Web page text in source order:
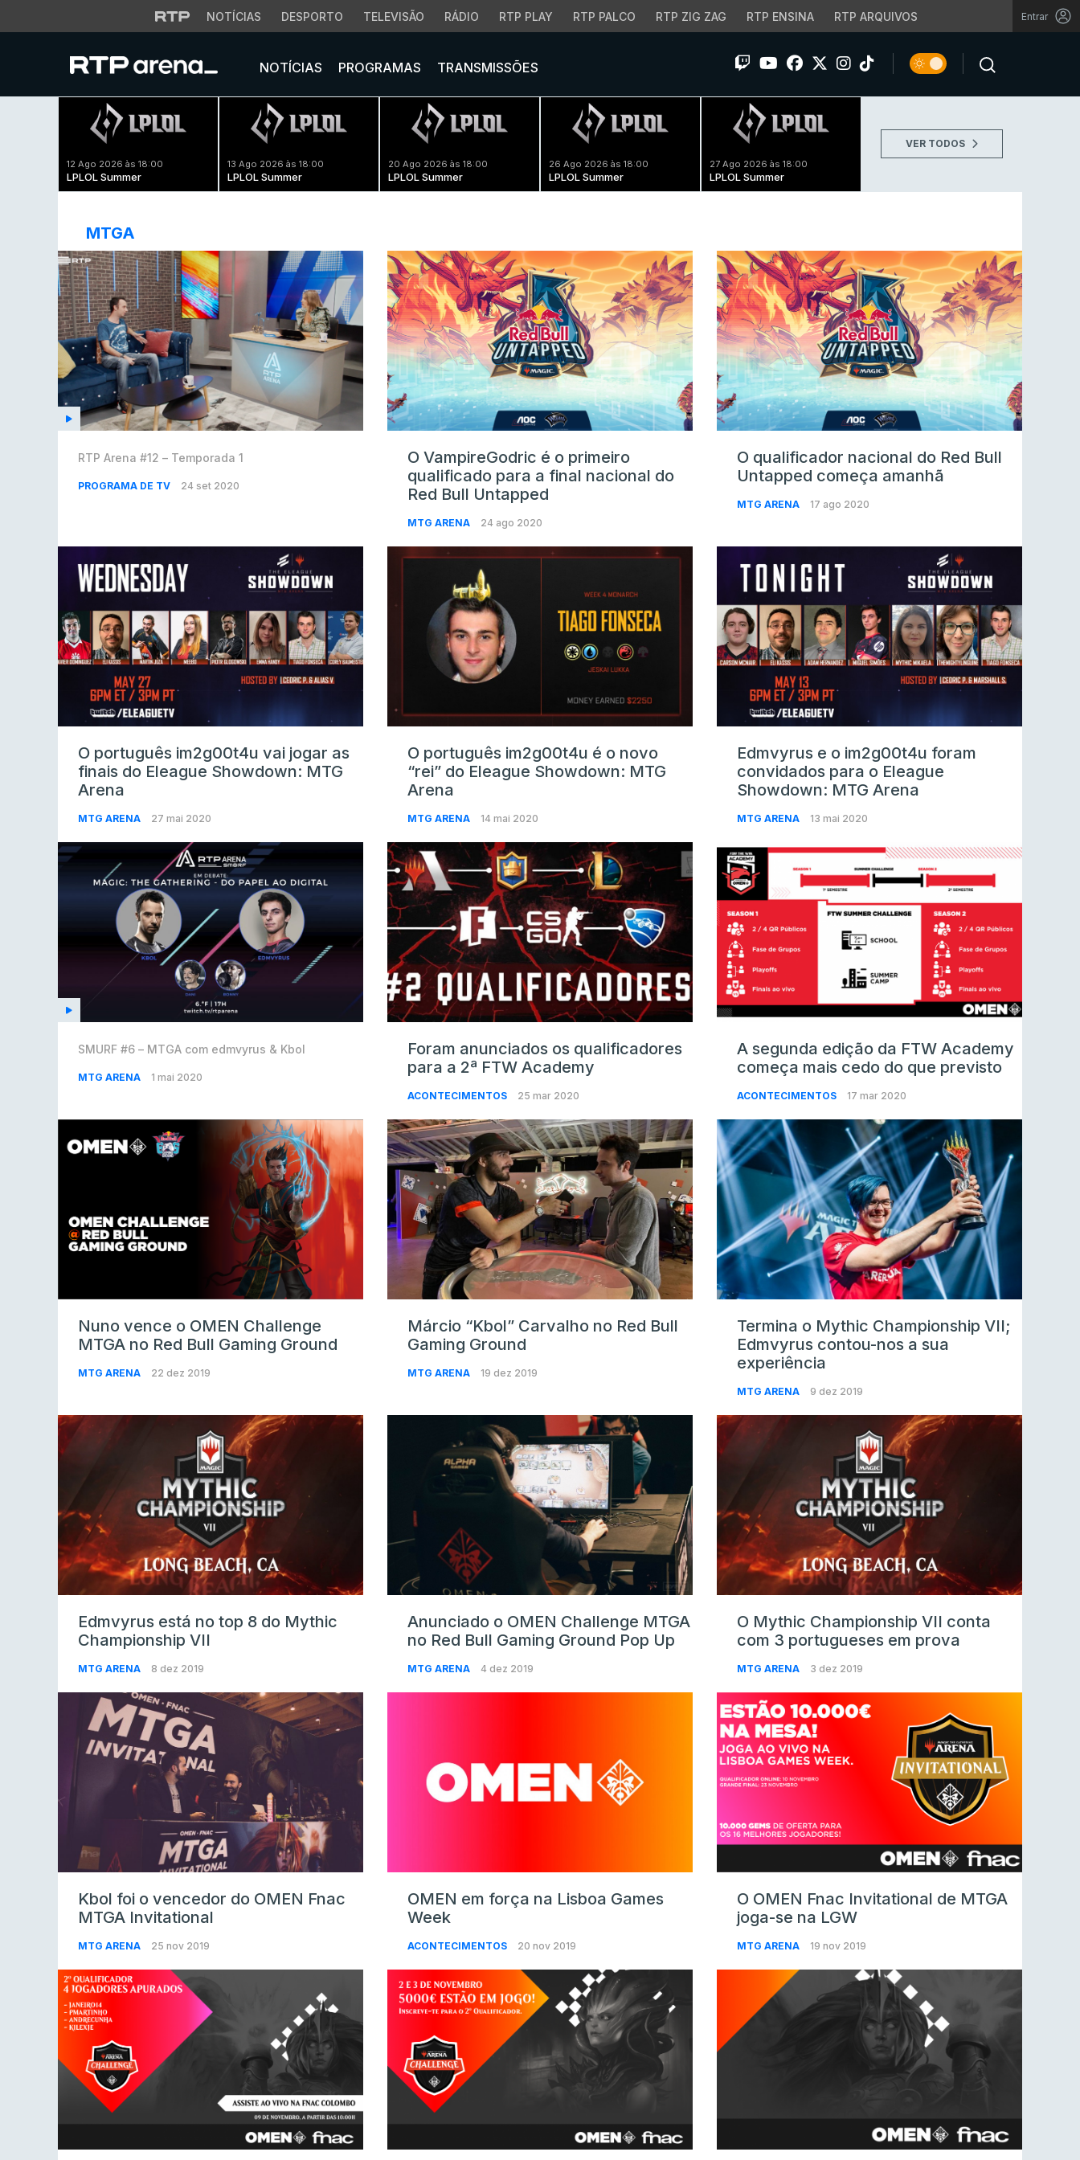
NOTÍCIAS DESPORTO TELEVISÃO RÁDIO RTP PLAY RTP PALCO RTP ZIG ZAG RTP ENSINA RTP ARQUIVOS Entrar
NOTÍCIAS PROGRAMAS TRANSMISSÕES
12 Ago 2026 às 18:00
LPLOL Summer
13 Ago 2026 às 18:00
LPLOL Summer
20 Ago 2026 às 18:00
LPLOL Summer
26 Ago 2026 às 18:00
LPLOL Summer
27 Ago 2026 às 18:00
LPLOL Summer
VER TODOS
MTGA
RTP Arena #12 – Temporada 1
PROGRAMA DE TV 24 set 2020
O VampireGodric é o primeiro
qualificado para a final nacional do
Red Bull Untapped
MTG ARENA 24 ago 2020
O qualificador nacional do Red Bull
Untapped começa amanhã
MTG ARENA 17 ago 2020
O português im2g00t4u vai jogar as
finais do Eleague Showdown: MTG
Arena
MTG ARENA 27 mai 2020
O português im2g00t4u é o novo
“rei” do Eleague Showdown: MTG
Arena
MTG ARENA 14 mai 2020
Edmvyrus e o im2g00t4u foram
convidados para o Eleague
Showdown: MTG Arena
MTG ARENA 13 mai 2020
SMURF #6 – MTGA com edmvyrus & Kbol
MTG ARENA 1 mai 2020
Foram anunciados os qualificadores
para a 2ª FTW Academy
ACONTECIMENTOS 25 mar 2020
A segunda edição da FTW Academy
começa mais cedo do que previsto
ACONTECIMENTOS 17 mar 2020
Nuno vence o OMEN Challenge
MTGA no Red Bull Gaming Ground
MTG ARENA 22 dez 2019
Márcio “Kbol” Carvalho no Red Bull
Gaming Ground
MTG ARENA 19 dez 2019
Termina o Mythic Championship VII;
Edmvyrus contou-nos a sua
experiência
MTG ARENA 9 dez 2019
Edmvyrus está no top 8 do Mythic
Championship VII
MTG ARENA 8 dez 2019
Anunciado o OMEN Challenge MTGA
no Red Bull Gaming Ground Pop Up
MTG ARENA 4 dez 2019
O Mythic Championship VII conta
com 3 portugueses em prova
MTG ARENA 3 dez 2019
Kbol foi o vencedor do OMEN Fnac
MTGA Invitational
MTG ARENA 25 nov 2019
OMEN em força na Lisboa Games
Week
ACONTECIMENTOS 20 nov 2019
O OMEN Fnac Invitational de MTGA
joga-se na LGW
MTG ARENA 19 nov 2019